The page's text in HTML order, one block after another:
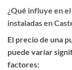
¿Qué influye en
instaladas en
El precio de una
puede variar
factores: